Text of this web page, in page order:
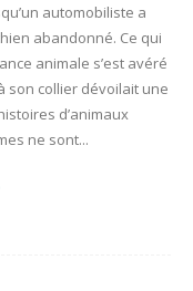
automobiliste a
abandonné. Ce qui
animale s’est avéré
son collier dévoilait une
d’animaux
ne sont...